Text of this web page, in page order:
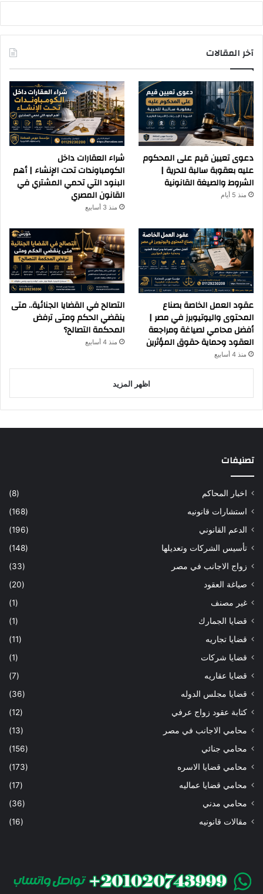
آخر المقالات
دعوى تعيين قيم على المحكوم
عليه بعقوبة سالبة للحرية |
الشروط والصيغة القانونية
منذ 5 أيام
شراء العقارات داخل
الكومباوندات تحت الإنشاء | أهم
البنود التي تحمي المشتري في
القانون المصري
منذ 3 أسابيع
عقود العمل الخاصة بصناع
المحتوى واليوتيوبرز في مصر |
أفضل محامي لصياغة ومراجعة
العقود وحماية حقوق المؤثرين
منذ 4 أسابيع
التصالح في القضايا الجنائية.. متى
ينقضي الحكم ومتى ترفض
المحكمة التصالح؟
منذ 4 أسابيع
اظهر المزيد
تصنيفات
اخبار المحاكم
(8)
استشارات قانونيه
(168)
الدعم القانوني
(196)
تأسيس الشركات وتعديلها
(148)
زواج الاجانب في مصر
(33)
صياغة العقود
(20)
غير مصنف
(1)
قضايا الجمارك
(1)
قضايا تجاريه
(11)
قضايا شركات
(1)
قضايا عقاريه
(7)
قضايا مجلس الدوله
(36)
كتابة عقود زواج عرفي
(12)
محامي الاجانب في مصر
(13)
محامي جنائي
(156)
محامي قضايا الاسره
(173)
محامي قضايا عماليه
(17)
محامي مدني
(36)
مقالات قانونيه
(16)